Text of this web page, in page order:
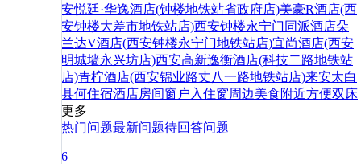
安悦廷·华逸酒店(钟楼地铁站省政府店)美豪R酒店(西
安钟楼大差市地铁站店)西安钟楼永宁门同派酒店朵
兰达V酒店(西安钟楼永宁门地铁站店)宜尚酒店(西安
明城墙永兴坊店)西安高新逸衡酒店(科技二路地铁站
店)青柠酒店(西安锦业路丈八一路地铁站店)来安太白
县何住宿酒店房间窗户 入住窗周边美食附近方便双床
更多
热门问题最新问题待回答问题
6